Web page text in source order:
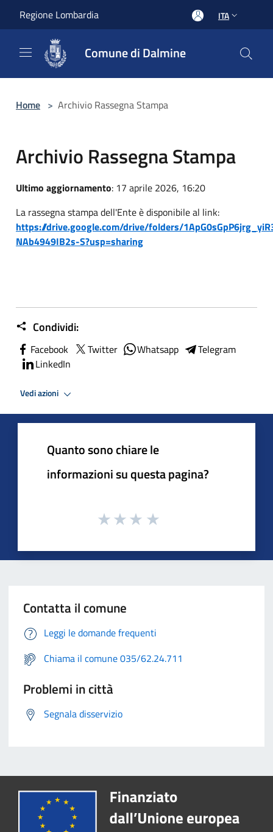
Regione Lombardia ITA
Comune di Dalmine
Home > Archivio Rassegna Stampa
Archivio Rassegna Stampa
Ultimo aggiornamento: 17 aprile 2026, 16:20
La rassegna stampa dell'Ente è disponibile al link:
https://drive.google.com/drive/folders/
NAb4949IB2s-S?usp=sharing
Condividi:
Facebook Twitter Whatsapp
Telegram
LinkedIn
Vedi azioni
Quanto sono chiare le
informazioni su questa pagina?
Contatta il comune
Leggi le domande frequenti
Chiama il comune 035/62.24.711
Problemi in città
Segnala disservizio